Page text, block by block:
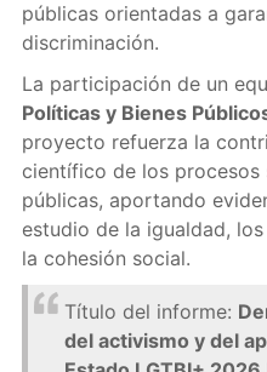
públicas orientadas a
discriminación.
La participación de un
Políticas y Bienes
proyecto refuerza la
científico de los
públicas, aportando
estudio de la igualdad,
la cohesión social.
Título del informe:
del activismo y del